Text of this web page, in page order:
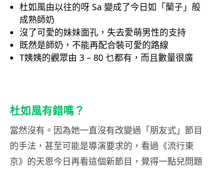
杜如風由以往的呀 Sa 變成了今日如「蘭子」般
成熟師奶
沒了可愛的妹妹面孔，失去愛萌男性的支持
既然是師奶，不能再配合裝可愛的路線
T姨姨的觀眾由 3 – 80 乜都有，而且數量很廣
杜如風有錯嗎？
當然沒有。因為她一直沒有改變過「朋友式」節目
的手法，甚至可能是導演要求的，看過《流行東
京》的天恩今日再看這個新節目，覺得一點兒問題